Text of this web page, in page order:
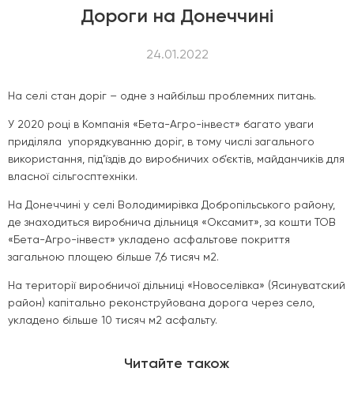
Дороги на Донеччині
24.01.2022
На селі стан доріг – одне з найбільш проблемних питань.
У 2020 році в Компанія «Бета-Агро-інвест» багато уваги
приділяла упорядкуванню доріг, в тому числі загального
використання, під’їздів до виробничих об’єктів, майданчиків для
власної сільгосптехніки.
На Донеччині у селі Володимирівка Добропільського району,
де знаходиться виробнича дільниця «Оксамит», за кошти ТОВ
«Бета-Агро-інвест» укладено асфальтове покриття
загальною площею більше 7,6 тисяч м2.
На території виробничої дільниці «Новоселівка» (Ясинуватский
район) капітально реконструйована дорога через село,
укладено більше 10 тисяч м2 асфальту.
Читайте також